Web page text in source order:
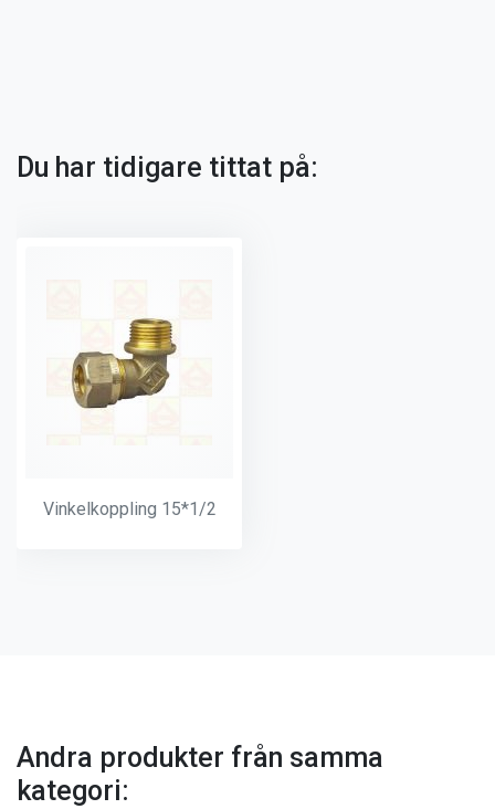
Du har tidigare tittat på:
Vinkelkoppling 15*1/2
Andra produkter från samma
kategori: